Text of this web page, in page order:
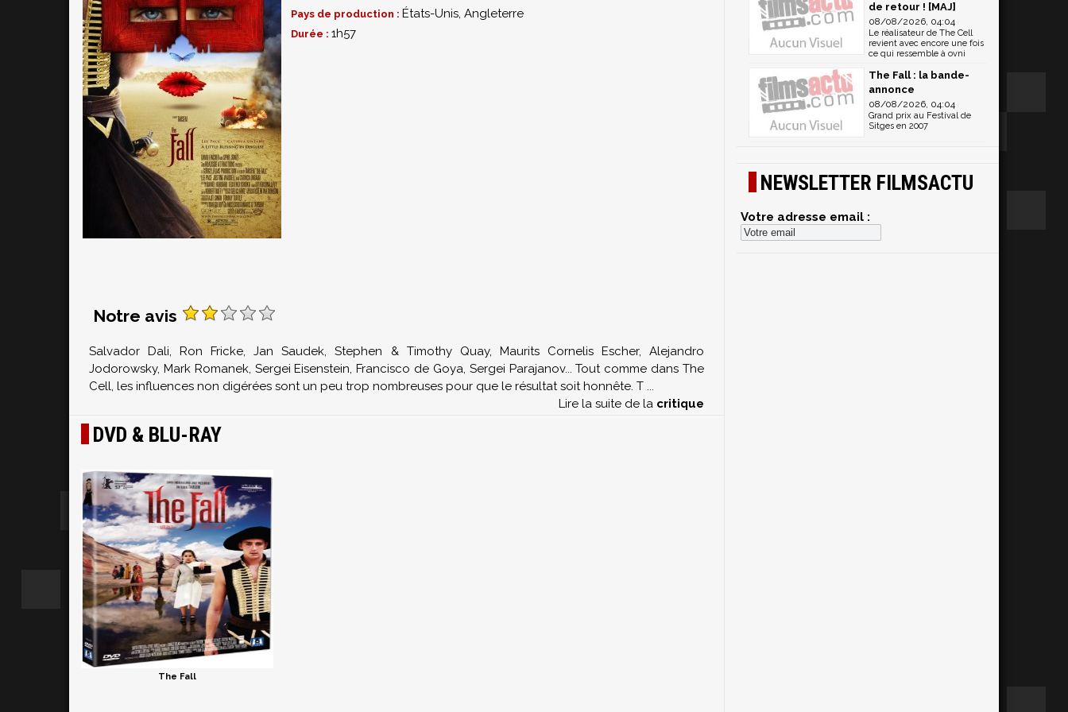
Pays de production : États-Unis, Angleterre
Durée : 1h57
Notre avis
Salvador Dali, Ron Fricke, Jan Saudek, Stephen & Timothy Quay, Maurits Cornelis Escher, Alejandro
Jodorowsky, Mark Romanek, Sergei Eisenstein, Francisco de Goya, Sergei Parajanov... Tout comme dans The
Cell, les influences non digérées sont un peu trop nombreuses pour que le résultat soit honnête. T ...
Lire la suite de la critique
DVD & BLU-RAY
The Fall
de retour ! [MAJ]
08/08/2026, 04:04
Le réalisateur de The Cell
revient avec encore une fois
ce qui ressemble à ovni
The Fall : la bande-
annonce
08/08/2026, 04:04
Grand prix au Festival de
Sitges en 2007
NEWSLETTER FILMSACTU
Votre adresse email :